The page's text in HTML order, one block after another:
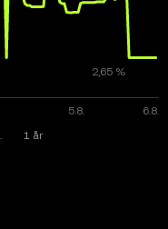
1 år